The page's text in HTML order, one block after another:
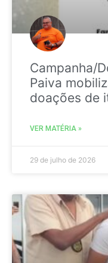
Campanha/
Paiva
doações de
VER MATÉRIA »
29 de julho de 2026